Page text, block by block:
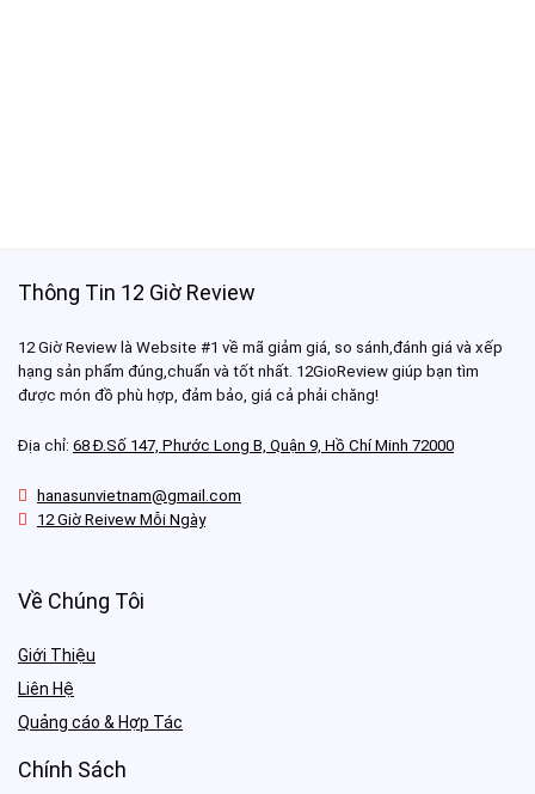
Thông Tin 12 Giờ Review
12 Giờ Review là Website #1 về mã giảm giá, so sánh,đánh giá và xếp
hạng sản phẩm đúng,chuẩn và tốt nhất. 12GioReview giúp bạn tìm
được món đồ phù hợp, đảm bảo, giá cả phải chăng!
Địa chỉ: 68 Đ.Số 147, Phước Long B, Quận 9, Hồ Chí Minh 72000
hanasunvietnam@gmail.com
12 Giờ Reivew Mỗi Ngày
Về Chúng Tôi
Giới Thiệu
Liên Hệ
Quảng cáo & Hợp Tác
Chính Sách